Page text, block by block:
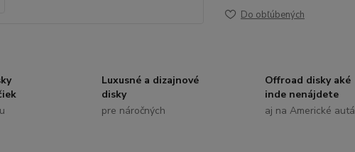
Do obľúbených
Luxusné a dizajnové
disky
pre náročných
Offroad disky aké
inde nenájdete
aj na Americké autá